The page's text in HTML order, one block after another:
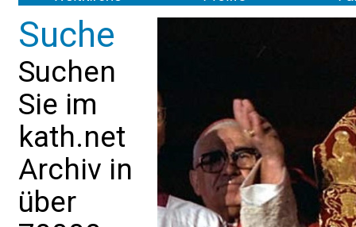
Suche
Suchen
Sie im
kath.net
Archiv in
über